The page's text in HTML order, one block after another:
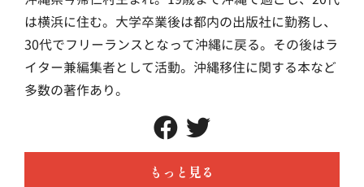
は横浜に住む。大学卒業後は都内の出版社に勤務し、
30代でフリーランスとなって沖縄に戻る。その後はラ
イター兼編集者として活動。沖縄移住に関する本など
多数の著作あり。
もっと見る